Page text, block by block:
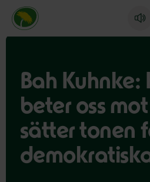
Miljöpartiet de gröna, startsida
Bah Kuhnke:
beter oss
sätter tonen